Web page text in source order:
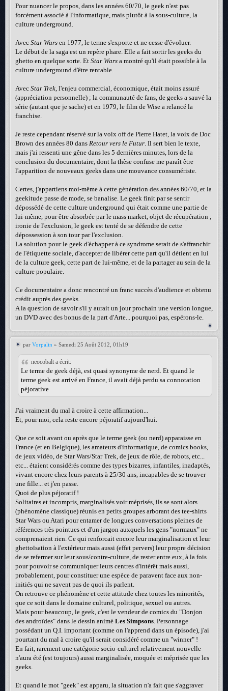
Pour nuancer le propos, dans les années 60/70, le geek n'est pas
forcément associé à l'informatique, mais plutôt à la sous-culture, la
culture underground.
Avec Star Wars en 1977, le terme s'exporte et ne cesse d'évoluer.
Le début de la saga est un repère phare. Elle a fait sortir les geeks du
ghetto en quelque sorte. Et Star Wars a montré qu'il était possible à la
culture underground d'être rentable.
Avec Star Trek, l'enjeu commercial, économique, était moins assuré
(appréciation personnelle) ; la communauté de fans, de geeks a sauvé la
série (autant que je sache) et en 1979, le film de Wise a relancé la
franchise.
Je reste cependant réservé sur la voix off de Pierre Hatet, la voix de Doc
Brown des années 80 dans Retour vers le Futur. Il sert bien le texte,
mais j'ai ressenti une gêne dans les 5 dernières minutes, lors de la
conclusion du documentaire, dont la thèse confuse me paraît être
l'apparition de nouveaux geeks dans une mouvance consumériste.
Certes, j'appartiens moi-même à cette génération des années 60/70, et la
geekitude passe de mode, se banalise. Le geek finit par se sentir
dépossédé de cette culture underground qui était comme une partie de
lui-même, pour être absorbée par le mass market, objet de récupération ;
ironie de l'exclusion, le geek est tenté de se défendre de cette
dépossession à son tour par l'exclusion.
La solution pour le geek d'échapper à ce syndrome serait de s'affranchir
de l'étiquette sociale, d'accepter de libérer cette part qu'il détient en lui
de la culture geek, cette part de lui-même, et de la partager au sein de la
culture populaire.
Ce documentaire a donc rencontré un franc succès d'audience et obtenu
crédit auprès des geeks.
A la question de savoir s'il y aurait un jour prochain une version longue,
un DVD avec des bonus de la part d'Arte... pourquoi pas, espérons-le.
par Vorpalin » Samedi 25 Août 2012, 01h19
neocobalt a écrit:
Le terme de geek déjà, est quasi synonyme de nerd. Et quand le
terme geek est arrivé en France, il avait déjà perdu sa connotation
péjorative
J'ai vraiment du mal à croire à cette affirmation...
Et, pour moi, cela reste encore péjoratif aujourd'hui.
Que ce soit avant ou après que le terme geek (ou nerd) apparaisse en
France (et en Belgique), les amateurs d'informatique, de comics books,
de jeux vidéo, de Star Wars/Star Trek, de jeux de rôle, de robots, etc...
etc... étaient considérés comme des types bizarres, infantiles, inadaptés,
vivant encore chez leurs parents à 25/30 ans, incapables de se trouver
une fille... et j'en passe.
Quoi de plus péjoratif !
Solitaires et incompris, marginalisés voir méprisés, ils se sont alors
(phénomène classique) réunis en petits groupes arborant des tee-shirts
Star Wars ou Atari pour entamer de longues conversations pleines de
références très pointues et d'un jargon auxquels les gens "normaux" ne
comprenaient rien. Ce qui renforcait encore leur marginalisation et leur
ghettoïsation à l'extérieur mais aussi (effet pervers) leur propre décision
de se refermer sur leur sous/contre-culture, de rester entre eux, à la fois
pour pouvoir se communiquer leurs centres d'intérêt mais aussi,
probablement, pour constituer une espèce de paravent face aux non-
initiés qui ne savent pas de quoi ils parlent.
On retrouve ce phénomène et cette attitude chez toutes les minorités,
que ce soit dans le domaine culturel, politique, sexuel ou autres.
Mais pour beaucoup, le geek, c'est le vendeur de comics du "Donjon
des androïdes" dans le dessin animé Les Simpsons . Personnage
possédant un Q.I. important (comme on l'apprend dans un épisode), j'ai
pourtant du mal à croire qu'il serait considéré comme un "winner" !
En fait, rarement une catégorie socio-culturel relativement nouvelle
n'aura été (est toujours) aussi marginalisée, moquée et méprisée que les
geeks.
Et quand le mot "geek" est apparu, la situation n'a fait que s'aggraver